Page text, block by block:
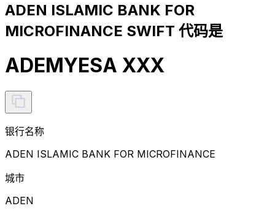
ADEN ISLAMIC BANK FOR
MICROFINANCE SWIFT 代码是
ADEMYESA XXX
银行名称
ADEN ISLAMIC BANK FOR MICROFINANCE
城市
ADEN